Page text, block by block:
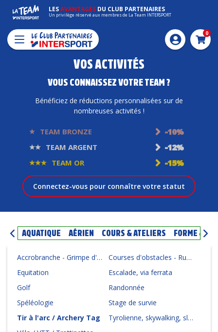
LESAVANTAGESDU CLUB PARTENAIRES
Un privilège réservé aux membres de La Team INTERSPORT
0
VOS ACTIVITÉS
VOUS CONNAISSEZ VOTRE TEAM ?
Bénéficiez de réductions personnalisées sur de
nombreuses activités !
TEAM BRONZE
-10%
TEAM ARGENT
-12%
TEAM OR
-15%
Connectez-vous pour connaître votre statut
AQUATIQUE AÉRIEN COURS & ATELIERS FORME &
Accrobranche - Grimpe d'arbres
Courses d'obstacles - Running - Trails - Cours d'orientation
Equitation
Escalade, via ferrata
Golf
Randonnée
Spéléologie
Stage de survie
Tir à l'arc / Archery Tag
Tyrolienne, skywalking, slackline, viacorda